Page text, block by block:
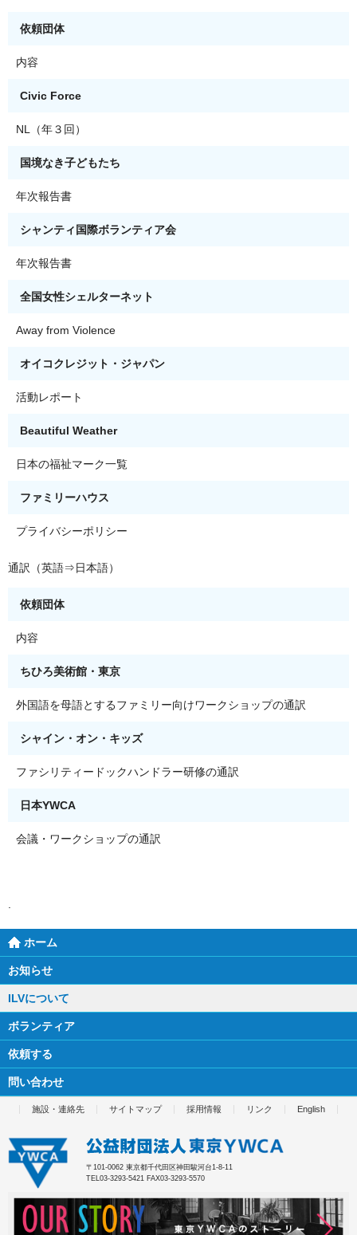
依頼団体
内容
Civic Force
NL（年３回）
国境なき子どもたち
年次報告書
シャンティ国際ボランティア会
年次報告書
全国女性シェルターネット
Away from Violence
オイコクレジット・ジャパン
活動レポート
Beautiful Weather
日本の福祉マーク一覧
ファミリーハウス
プライバシーポリシー
通訳（英語⇒日本語）
依頼団体
内容
ちひろ美術館・東京
外国語を母語とするファミリー向けワークショップの通訳
シャイン・オン・キッズ
ファシリティードックハンドラー研修の通訳
日本YWCA
会議・ワークショップの通訳
ホーム
お知らせ
ILVについて
ボランティア
依頼する
問い合わせ
施設・連絡先 サイトマップ 採用情報 リンク English
〒101-0062 東京都千代田区神田駿河台1-8-11
TEL03-3293-5421 FAX03-3293-5570